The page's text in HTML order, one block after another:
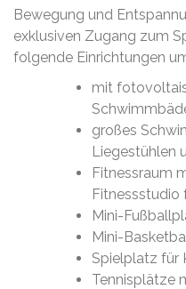
Bewegung und
exklusiven Zugang zum
folgende Einrichtungen
mit
großes
Liegestühlen
Fitnessraum
Fitnessstudio
Mini-
Mini-
Spielplatz für
Tennisplätze